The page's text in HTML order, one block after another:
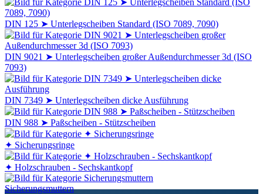
DIN 125 ➤ Unterlegscheiben Standard (ISO 7089, 7090)
DIN 9021 ➤ Unterlegscheiben großer Außendurchmesser 3d (ISO
7093)
DIN 7349 ➤ Unterlegscheiben dicke Ausführung
DIN 988 ➤ Paßscheiben - Stützscheiben
✦ Sicherungsringe
✦ Holzschrauben - Sechskantkopf
Sicherungsmuttern